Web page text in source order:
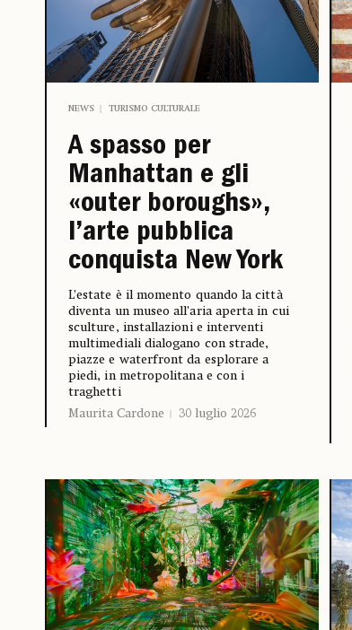
NEWS TURISMO CULTURALE
A spasso per
Manhattan e gli
«outer boroughs»,
l’arte pubblica
conquista New York
L’estate è il momento quando la città
diventa un museo all’aria aperta in cui
sculture, installazioni e interventi
multimediali dialogano con strade,
piazze e waterfront da esplorare a
piedi, in metropolitana e con i
traghetti
Maurita Cardone
30 luglio 2026